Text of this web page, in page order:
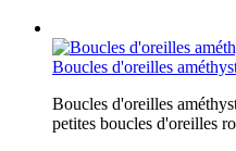
Boucles d'oreilles
Boucles d'oreilles
petites boucles d'oreilles